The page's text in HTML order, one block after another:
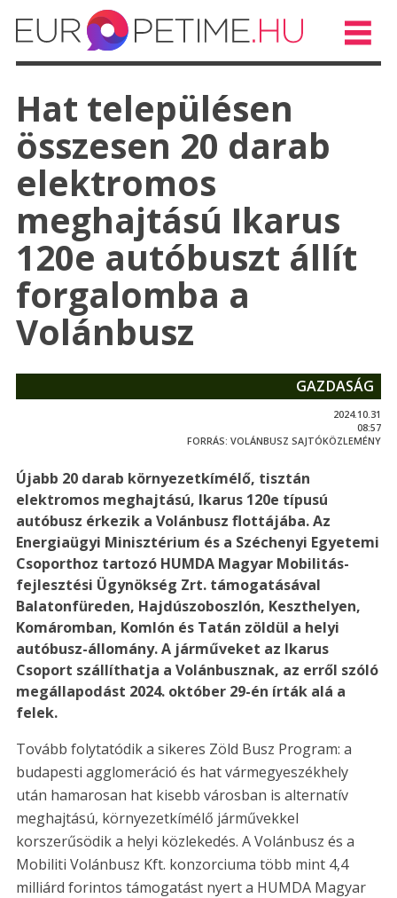
Hat településen
összesen 20 darab
elektromos
meghajtású Ikarus
120e autóbuszt állít
forgalomba a
Volánbusz
GAZDASÁG
2024.10.31
08:57
FORRÁS: VOLÁNBUSZ SAJTÓKÖZLEMÉNY
Újabb 20 darab környezetkímélő, tisztán
elektromos meghajtású, Ikarus 120e típusú
autóbusz érkezik a Volánbusz flottájába. Az
Energiaügyi Minisztérium és a Széchenyi Egyetemi
Csoporthoz tartozó HUMDA Magyar Mobilitás-
fejlesztési Ügynökség Zrt. támogatásával
Balatonfüreden, Hajdúszoboszlón, Keszthelyen,
Komáromban, Komlón és Tatán zöldül a helyi
autóbusz-állomány. A járműveket az Ikarus
Csoport szállíthatja a Volánbusznak, az erről szóló
megállapodást 2024. október 29-én írták alá a
felek.
Tovább folytatódik a sikeres Zöld Busz Program: a
budapesti agglomeráció és hat vármegyeszékhely
után hamarosan hat kisebb városban is alternatív
meghajtású, környezetkímélő járművekkel
korszerűsödik a helyi közlekedés. A Volánbusz és a
Mobiliti Volánbusz Kft. konzorciuma több mint 4,4
milliárd forintos támogatást nyert a HUMDA Magyar